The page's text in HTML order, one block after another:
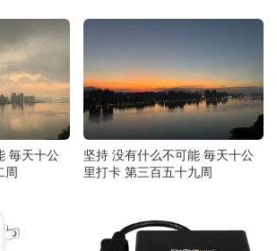
毎天十公
周
坚持 没有什么不可能 毎天十公
里打卡 第三百五十九周